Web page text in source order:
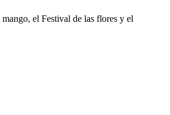
el Festival de las flores y el